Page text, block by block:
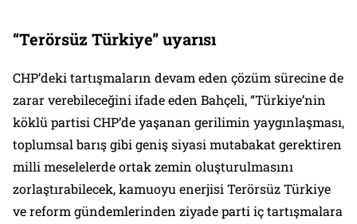
“Terörsüz Türkiye” uyarısı
CHP’deki tartışmaların devam eden çözüm sürecine de
zarar verebileceğini ifade eden Bahçeli, “Türkiye’nin
köklü partisi CHP’de yaşanan gerilimin yaygınlaşması,
toplumsal barış gibi geniş siyasi mutabakat gerektiren
milli meselelerde ortak zemin oluşturulmasını
zorlaştırabilecek, kamuoyu enerjisi Terörsüz Türkiye
ve reform gündemlerinden ziyade parti iç tartışmalara